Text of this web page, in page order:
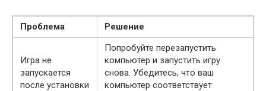
Проблема Решение
Игра не
запускается
после установки
Попробуйте перезапустить
компьютер и запустить игру
снова. Убедитесь, что ваш
компьютер соответствует